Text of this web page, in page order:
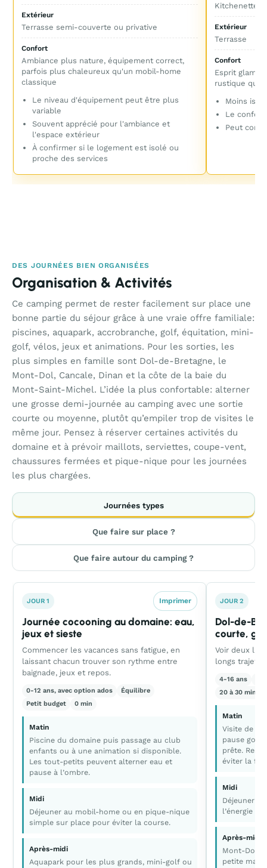
Extérieur
Terrasse semi-couverte ou privative
Confort
Ambiance plus nature, équipement correct,
parfois plus chaleureux qu'un mobil-home
classique
Le niveau d'équipement peut être plus
variable
Souvent apprécié pour l'ambiance et
l'espace extérieur
À confirmer si le logement est isolé ou
proche des services
Kitchenette
Extérieur
Terrasse
Confort
Esprit
rustique
Moins
Le confort
Peut
DES JOURNÉES BIEN ORGANISÉES
Organisation & Activités
Ce camping permet de rester facilement sur place une
bonne partie du séjour grâce à une vraie offre familiale:
piscines, aquapark, accrobranche, golf, équitation, mini-
golf, vélos, jeux et animations. Pour les sorties, les
plus simples en famille sont Dol-de-Bretagne, le
Mont-Dol, Cancale, Dinan et la côte de la baie du
Mont-Saint-Michel. L’idée la plus confortable: alterner
une grosse demi-journée au camping avec une sortie
courte ou moyenne, plutôt qu’empiler trop de visites le
même jour. Pensez à réserver certaines activités du
domaine et à prévoir maillots, serviettes, coupe-vent,
chaussures fermées et pique-nique pour les journées
les plus chargées.
Journées types
Que faire sur place ?
Que faire autour du camping ?
JOUR 1 Imprimer
Journée cocooning au domaine: eau,
jeux et sieste
Commencer les vacances sans fatigue, en
laissant chacun trouver son rythme entre
baignade, jeux et repos.
0-12 ans, avec option ados
Équilibre
Petit budget
0 min
Matin
Piscine du domaine puis passage au club
enfants ou à une animation si disponible.
Les tout-petits peuvent alterner eau et
pause à l’ombre.
Midi
Déjeuner au mobil-home ou en pique-nique
simple sur place pour éviter la course.
Après-midi
Aquapark pour les plus grands, mini-golf ou
JOUR 2
Dol-de-
courte,
Voir deux
longs trajets
4-16 ans
20 à 30 min
Matin
Visite de
pause
prête.
éviter la
Midi
Déjeuner
l’énergie
Après-midi
Mont-Dol
petite